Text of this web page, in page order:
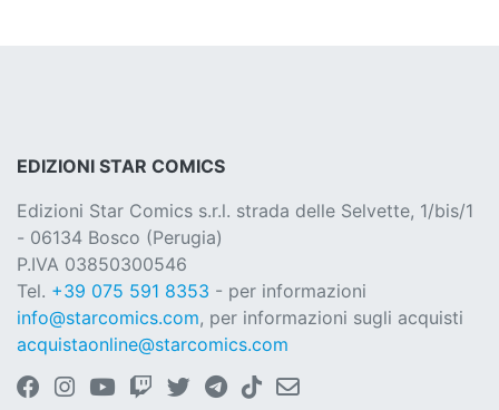
EDIZIONI STAR COMICS
Edizioni Star Comics s.r.l. strada delle Selvette, 1/bis/1
- 06134 Bosco (Perugia)
P.IVA 03850300546
Tel. +39 075 591 8353 - per informazioni
info@starcomics.com, per informazioni sugli acquisti
acquistaonline@starcomics.com